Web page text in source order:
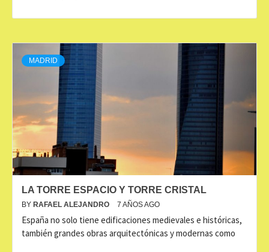
MADRID
LA TORRE ESPACIO Y TORRE CRISTAL
BY RAFAEL ALEJANDRO 7 AÑOS AGO
España no solo tiene edificaciones medievales e históricas,
también grandes obras arquitectónicas y modernas como